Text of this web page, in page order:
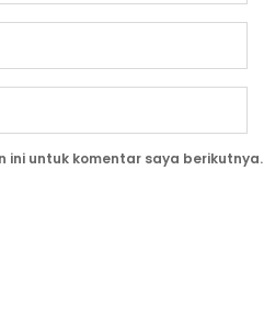
ini untuk komentar saya berikutnya.